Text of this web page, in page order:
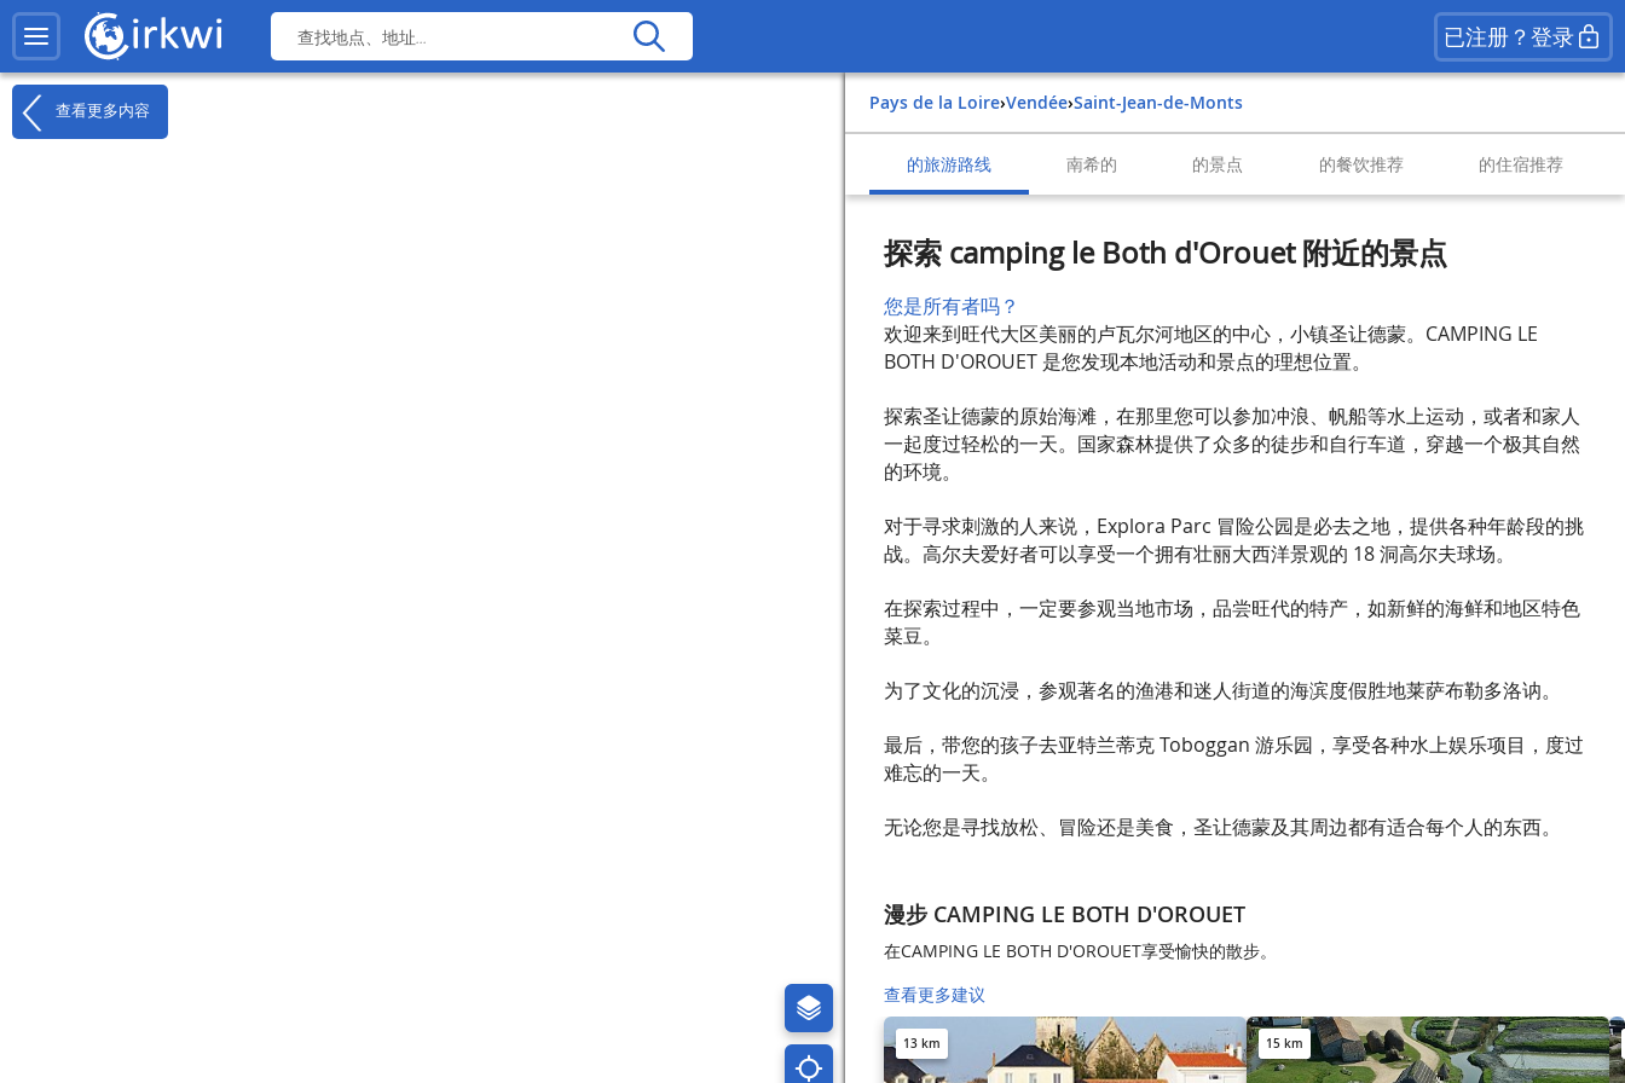
已注册？登录
查看更多内容 Pays de la Loire› Vendée› Saint-Jean-de-Monts
的旅游路线 南希的 的景点 的餐饮推荐 的住宿推荐
探索 camping le Both d'Orouet 附近的景点
您是所有者吗？
欢迎来到旺代大区美丽的卢瓦尔河地区的中心，小镇圣让德蒙。CAMPING LE
BOTH D'OROUET 是您发现本地活动和景点的理想位置。
探索圣让德蒙的原始海滩，在那里您可以参加冲浪、帆船等水上运动，或者和家人
一起度过轻松的一天。国家森林提供了众多的徒步和自行车道，穿越一个极其自然
的环境。
对于寻求刺激的人来说，Explora Parc 冒险公园是必去之地，提供各种年龄段的挑
战。高尔夫爱好者可以享受一个拥有壮丽大西洋景观的 18 洞高尔夫球场。
在探索过程中，一定要参观当地市场，品尝旺代的特产，如新鲜的海鲜和地区特色
菜豆。
为了文化的沉浸，参观著名的渔港和迷人街道的海滨度假胜地莱萨布勒多洛讷。
最后，带您的孩子去亚特兰蒂克 Toboggan 游乐园，享受各种水上娱乐项目，度过
难忘的一天。
无论您是寻找放松、冒险还是美食，圣让德蒙及其周边都有适合每个人的东西。
漫步 CAMPING LE BOTH D'OROUET
在CAMPING LE BOTH D'OROUET享受愉快的散步。
查看更多建议
13 km 15 km